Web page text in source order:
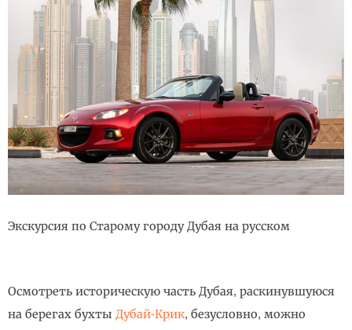
Экскурсия по Старому городу Дубая на русском
Осмотреть историческую часть Дубая, раскинувшуюся
на берегах бухты Дубай-Крик, безусловно, можно